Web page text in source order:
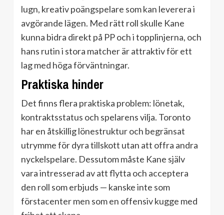
lugn, kreativ poängspelare som kan leverera i
avgörande lägen. Med rätt roll skulle Kane
kunna bidra direkt på PP och i topplinjerna, och
hans rutin i stora matcher är attraktiv för ett
lag med höga förväntningar.
Praktiska hinder
Det finns flera praktiska problem: lönetak,
kontraktsstatus och spelarens vilja. Toronto
har en åtskillig lönestruktur och begränsat
utrymme för dyra tillskott utan att offra andra
nyckelspelare. Dessutom måste Kane själv
vara intresserad av att flytta och acceptera
den roll som erbjuds — kanske inte som
förstacenter men som en offensiv kugge med